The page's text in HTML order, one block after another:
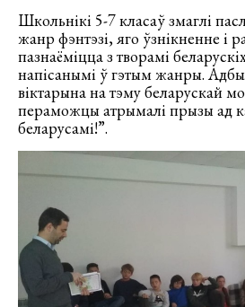
Школьнікі 5-7 класаў змаглі
жанр фэнтэзі, яго ўзнікненне і
пазнаёміцца з творамі
напісанымі ў гэтым жанры.
віктарына на тэму беларускай
пераможцы атрымалі прызы ад
беларусамі!”.